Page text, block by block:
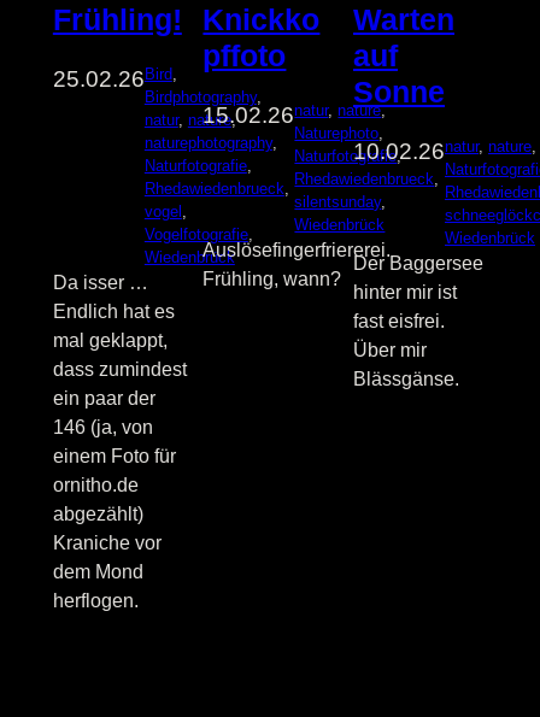
Frühling!
25.02.26Bird
Birdphotography
natur, nature ,
naturephotography
Naturfotografie
Rhedawiedenbrueck
vogel
Vogelfotografie
Wiedenbrück
Da isser …
Endlich hat es
mal geklappt,
dass zumindest
ein paar der
146 (ja, von
einem Foto für
ornitho.de
abgezählt)
Kraniche vor
dem Mond
herflogen.
Knickko
pffoto
15.02.26natur, nature ,
Naturephoto
Naturfotografie ,
Rhedawiedenbrueck
silentsunday
Wiedenbrück
Auslösefingerfriererei.
Frühling, wann?
Warten
auf
Sonne
10.02.26natur, nature
Wiedenbrück
Der Baggersee
hinter mir ist
fast eisfrei.
Über mir
Blässgänse.